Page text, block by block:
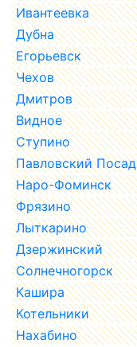
Ивантеевка
Дубна
Егорьевск
Чехов
Дмитров
Видное
Ступино
Павловский Посад
Наро-Фоминск
Фрязино
Лыткарино
Дзержинский
Солнечногорск
Кашира
Котельники
Нахабино